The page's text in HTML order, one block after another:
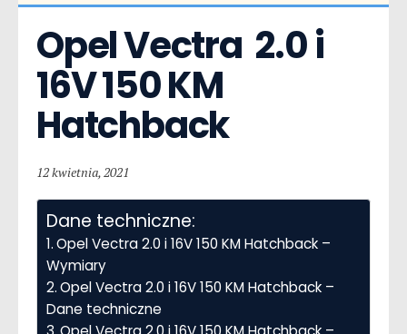
Opel Vectra  2.0 i
16V 150 KM
Hatchback
12 kwietnia, 2021
Dane techniczne:
Opel Vectra 2.0 i 16V 150 KM Hatchback –
Wymiary
Opel Vectra 2.0 i 16V 150 KM Hatchback –
Dane techniczne